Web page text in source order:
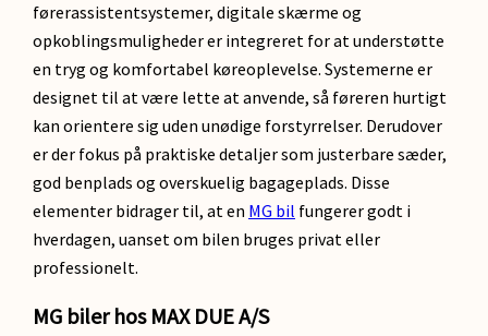
førerassistentsystemer, digitale skærme og
opkoblingsmuligheder er integreret for at understøtte
en tryg og komfortabel køreoplevelse. Systemerne er
designet til at være lette at anvende, så føreren hurtigt
kan orientere sig uden unødige forstyrrelser. Derudover
er der fokus på praktiske detaljer som justerbare sæder,
god benplads og overskuelig bagageplads. Disse
elementer bidrager til, at en MG bil fungerer godt i
hverdagen, uanset om bilen bruges privat eller
professionelt.
MG biler hos MAX DUE A/S